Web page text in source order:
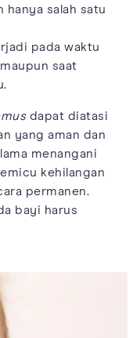
hanya salah satu
pada waktu
saat
dapat diatasi
yang aman dan
menangani
kehilangan
permanen.
bayi harus